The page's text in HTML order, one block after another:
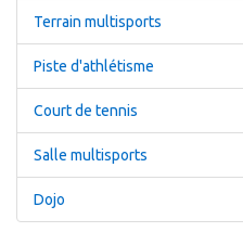
Terrain multisports
Piste d'athlétisme
Court de tennis
Salle multisports
Dojo